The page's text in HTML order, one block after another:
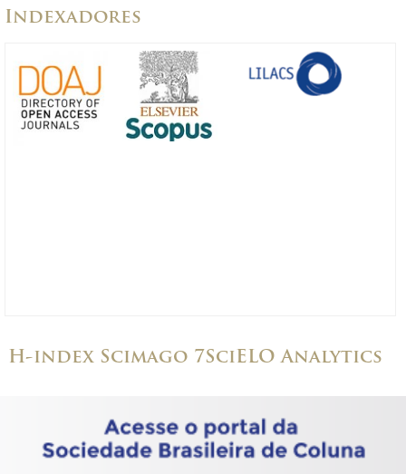
Indexadores
H-index Scimago 7SciELO Analytics